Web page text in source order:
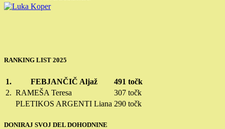
RANKING LIST 2025
1. FEBJANČIČ Aljaž
491 točk
2. RAMEŠA Teresa
307 točk
PLETIKOS ARGENTI Liana 290 točk
DONIRAJ SVOJ DEL DOHODNINE